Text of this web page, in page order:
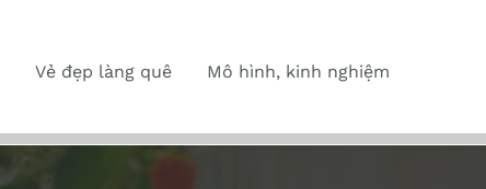
Vẻ đẹp làng quê Mô hình, kinh nghiệm